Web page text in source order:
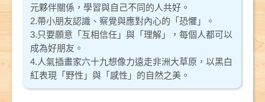
元夥伴關係，學習與自己不同的人共好。
2.帶小朋友認識、察覺與應對內心的「恐懼」。
3.只要願意「互相信任」與「理解」，每個人都可以
成為好朋友。
4.人氣插畫家六十九想像力遠走非洲大草原，以黑白
紅表現「野性」與「感性」的自然之美。